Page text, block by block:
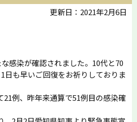
更新日：2021年2月6日
感染が確認されました。10代と70
日も早いご回復をお祈りしておりま
21例、昨年来通算で51例目の感染確